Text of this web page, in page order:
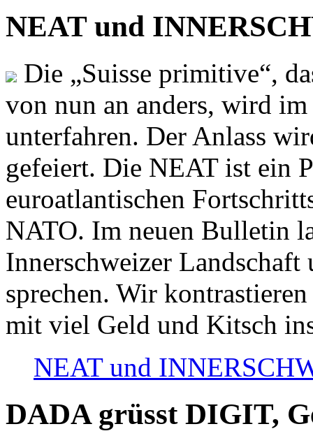
NEAT und
Die „Suisse primitive“,
von nun an anders, wird
unterfahren. Der Anlass
gefeiert. Die NEAT ist ein
euroatlantischen
NATO. Im neuen Bulletin
Innerschweizer
sprechen. Wir
mit viel Geld und Kitsch
NEAT und
DADA grüsst DIGIT,